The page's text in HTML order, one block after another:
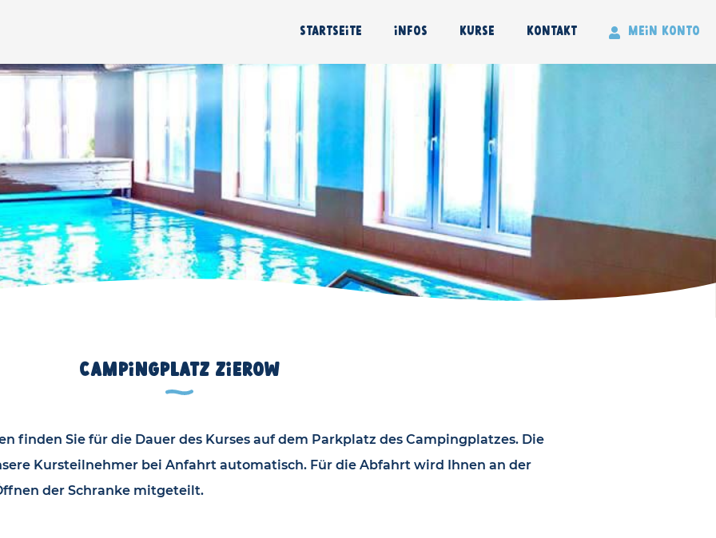
überspringen
Startseite Infos Kurse Kontakt Mein Konto
Campingplatz Zierow
finden Sie für die Dauer des Kurses auf dem Parkplatz des Campingplatzes. Die
Kursteilnehmer bei Anfahrt automatisch. Für die Abfahrt wird Ihnen an der
der Schranke mitgeteilt.